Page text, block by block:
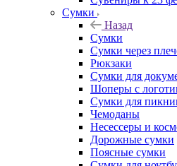
Сумки
Назад
Сумки
Сумки через
Рюкзаки
Сумки для
Шоперы с
Сумки для
Чемоданы
Несессеры и
Дорожные сумки
Поясные сумки